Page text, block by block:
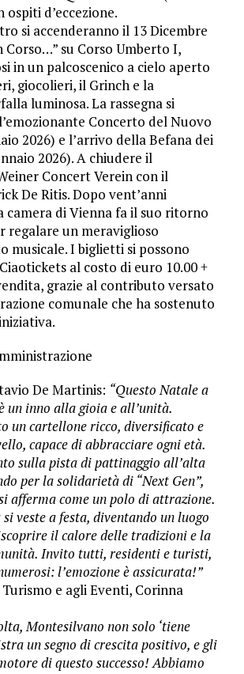
ospiti d’eccezione.
si accenderanno il 13 Dicembre
Corso…” su Corso Umberto I,
in un palcoscenico a cielo aperto
giocolieri, il Grinch e la
luminosa. La rassegna si
Concerto del Nuovo
2026) e l’arrivo della Befana dei
2026). A chiudere il
Concert Verein con il
De Ritis. Dopo vent’anni
camera di Vienna fa il suo ritorno
regalare un meraviglioso
musicale. I biglietti si possono
al costo di euro 10.00 +
grazie al contributo versato
comunale che ha sostenuto
De Martinis: “Questo Natale a
un inno alla gioia e all’unità.
un cartellone ricco, diversificato e
capace di abbracciare ogni età.
sulla pista di pattinaggio all’alta
per la solidarietà di “Next Gen”,
afferma come un polo di attrazione.
veste a festa, diventando un luogo
il calore delle tradizioni e la
Invito tutti, residenti e turisti,
l’emozione è assicurata!”
Turismo e agli Eventi, Corinna
Montesilvano non solo ‘tiene
un segno di crescita positivo, e gli
di questo successo! Abbiamo